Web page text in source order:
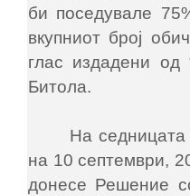
би поседувале
вкупниот број
глас издадени од
Битола.
На седницата
на 10 септември,
донесе Решение